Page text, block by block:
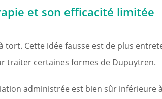
et son efficacité limitée
tort. Cette idée fausse est de plus
traiter certaines formes de Dupuytren.
administrée est bien sûr inférieure